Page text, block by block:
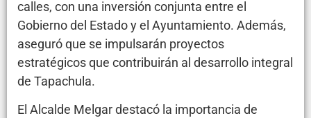
calles, con una inversión conjunta entre el
Gobierno del Estado y el Ayuntamiento. Además,
aseguró que se impulsarán proyectos
estratégicos que contribuirán al desarrollo integral
de Tapachula.
El Alcalde Melgar destacó la importancia de